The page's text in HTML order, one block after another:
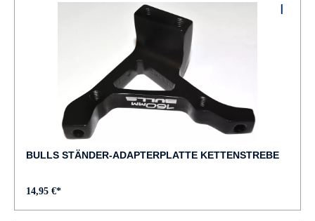
BULLS STÄNDER-ADAPTERPLATTE KETTENSTREBE
14,95 €*